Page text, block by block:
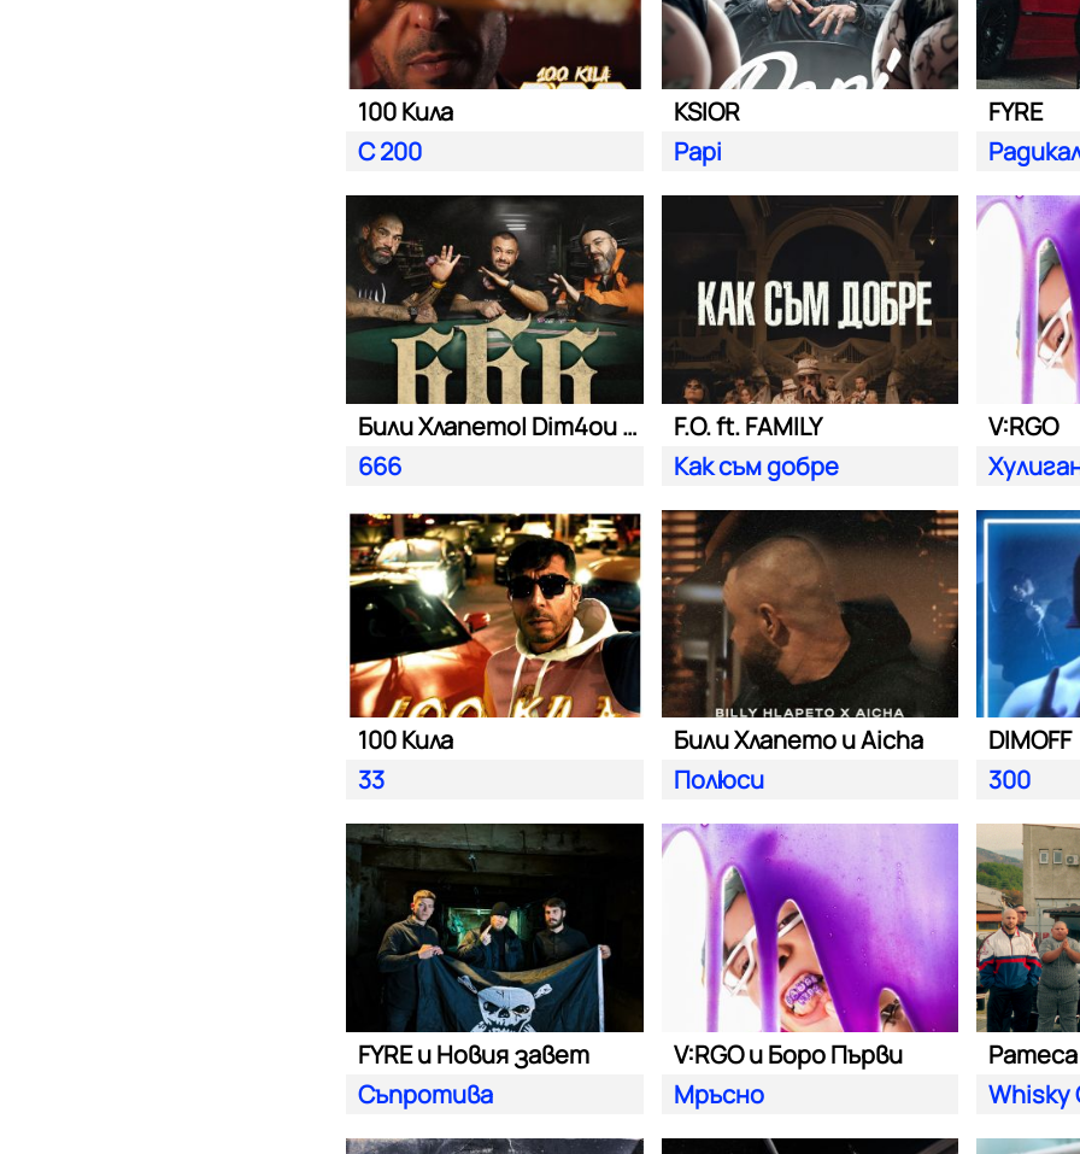
100 Кила
С 200
KSIOR
Papi
FYRE
Били Хлапето| Dim4ou и Garjoka
666
F.O. ft. FAMILY
Как съм добре
V:RGO
100 Кила
33
Били Хлапето и Aicha
Полюси
DIMOFF
300
FYRE и Новия завет
Съпротива
V:RGO и Боро Първи
Мръсно
Whisky